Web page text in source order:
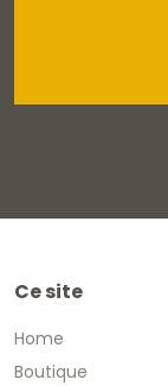
Ce site
Home
Boutique